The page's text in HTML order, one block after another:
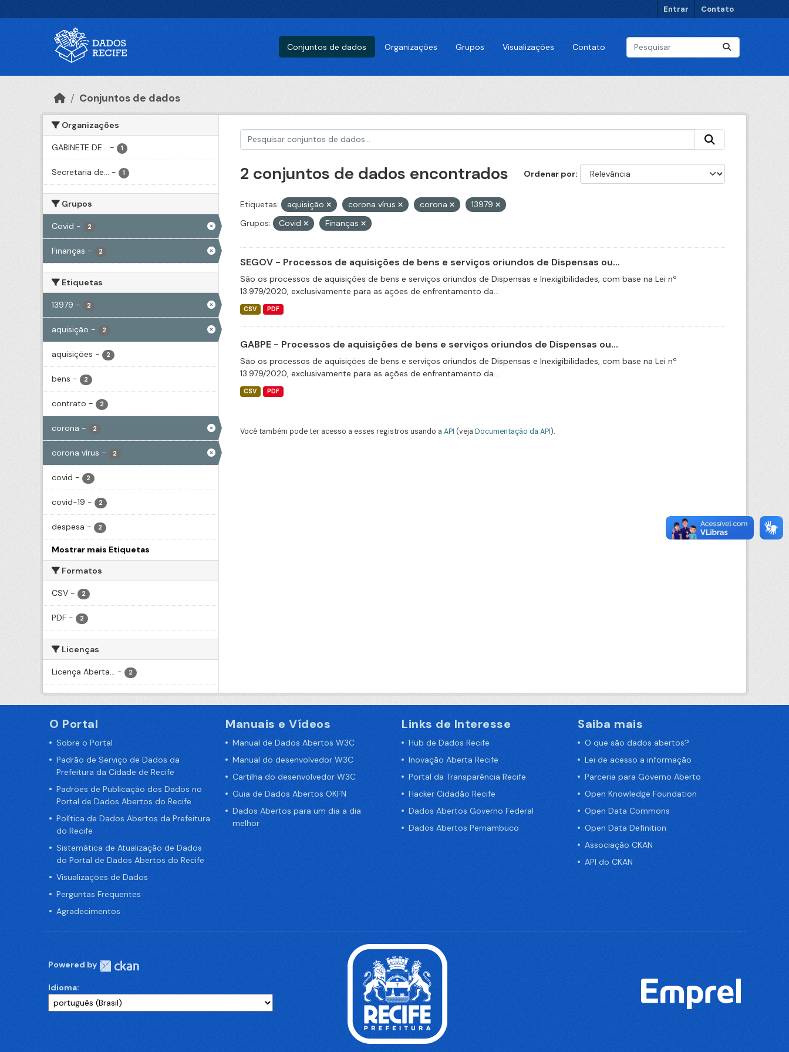
Entrar Contato
Conjuntos de dados Organizações Grupos Visualizações Contato
Conjuntos de dados
Organizações
GABINETE DE... - 1
Secretaria de... - 1
Grupos
Covid - 2
Finanças - 2
Etiquetas
13979 - 2
aquisição - 2
aquisições - 2
bens - 2
contrato - 2
corona - 2
corona vírus - 2
covid - 2
covid-19 - 2
despesa - 2
Mostrar mais Etiquetas
Formatos
CSV - 2
PDF - 2
Licenças
Licença Aberta... - 2
Ordenar por
2 conjuntos de dados encontrados
Etiquetas: aquisição corona vírus corona
13979
Grupos:
Covid Finanças
SEGOV - Processos de aquisições de bens e serviços oriundos de Dispensas ou...
São os processos de aquisições de bens e serviços oriundos de Dispensas e Inexigibilidades, com base na Lei nº
13.979/2020, exclusivamente para as ações de enfrentamento da...
CSV PDF
GABPE - Processos de aquisições de bens e serviços oriundos de Dispensas ou...
São os processos de aquisições de bens e serviços oriundos de Dispensas e Inexigibilidades, com base na Lei nº
13.979/2020, exclusivamente para as ações de enfrentamento da...
CSV PDF
Você também pode ter acesso a esses registros usando a API (veja Documentação da API).
O Portal
Sobre o Portal
Padrão de Serviço de Dados da
Prefeitura da Cidade de Recife
Padrões de Publicação dos Dados no
Portal de Dados Abertos do Recife
Política de Dados Abertos da Prefeitura
do Recife
Sistemática de Atualização de Dados
do Portal de Dados Abertos do Recife
Visualizações de Dados
Perguntas Frequentes
Agradecimentos
Manuais e Vídeos
Manual de Dados Abertos W3C
Manual do desenvolvedor W3C
Cartilha do desenvolvedor W3C
Guia de Dados Abertos OKFN
Dados Abertos para um dia a dia
melhor
Links de Interesse
Hub de Dados Recife
Inovação Aberta Recife
Portal da Transparência Recife
Hacker Cidadão Recife
Dados Abertos Governo Federal
Dados Abertos Pernambuco
Saiba mais
O que são dados abertos?
Lei de acesso a informação
Parceria para Governo Aberto
Open Knowledge Foundation
Open Data Commons
Open Data Definition
Associação CKAN
API do CKAN
Powered by
Idioma